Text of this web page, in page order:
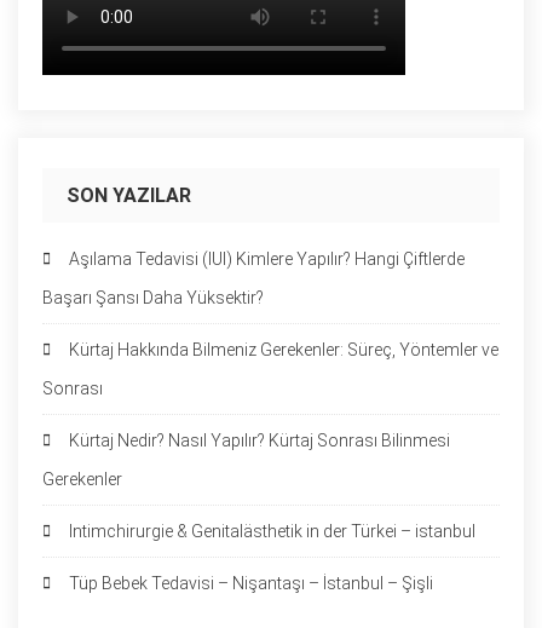
SON YAZILAR
Aşılama Tedavisi (IUI) Kimlere Yapılır? Hangi Çiftlerde
Başarı Şansı Daha Yüksektir?
Kürtaj Hakkında Bilmeniz Gerekenler: Süreç, Yöntemler ve
Sonrası
Kürtaj Nedir? Nasıl Yapılır? Kürtaj Sonrası Bilinmesi
Gerekenler
Intimchirurgie & Genitalästhetik in der Türkei – istanbul
Tüp Bebek Tedavisi – Nişantaşı – İstanbul – Şişli